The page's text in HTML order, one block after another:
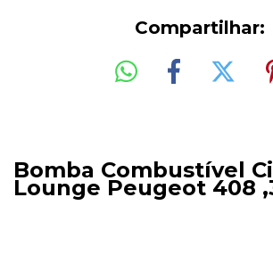
Compartilhar:
Bomba Combustível
Lounge Peugeot 408